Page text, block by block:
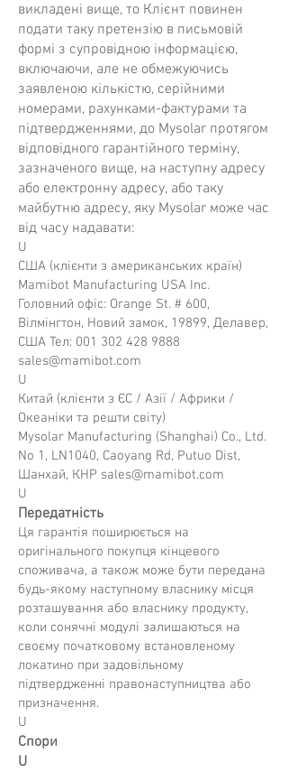
викладені вище, то Клієнт повинен
подати таку претензію в письмовій
формі з супровідною інформацією,
включаючи, але не обмежуючись
заявленою кількістю, серійними
номерами, рахунками-фактурами та
підтвердженнями, до Mysolar протягом
відповідного гарантійного терміну,
зазначеного вище, на наступну адресу
або електронну адресу, або таку
майбутню адресу, яку Mysolar може час
від часу надавати:
U
США (клієнти з американських країн)
Mamibot Manufacturing USA Inc.
Головний офіс: Orange St. # 600,
Вілмінгтон, Новий замок, 19899, ​​Делавер,
США Тел: 001 302 428 9888
sales@mamibot.com
U
Китай (клієнти з ЄС / Азії / Африки /
Океаніки та решти світу)
Mysolar Manufacturing (Shanghai) Co., Ltd.
No 1, LN1040, Caoyang Rd, Putuo Dist,
Шанхай, КНР sales@mamibot.com
U
Передатність
Ця гарантія поширюється на
оригінального покупця кінцевого
споживача, а також може бути передана
будь-якому наступному власнику місця
розташування або власнику продукту,
коли сонячні модулі залишаються на
своєму початковому встановленому
локатино при задовільному
підтвердженні правонаступництва або
призначення.
U
Спори
U